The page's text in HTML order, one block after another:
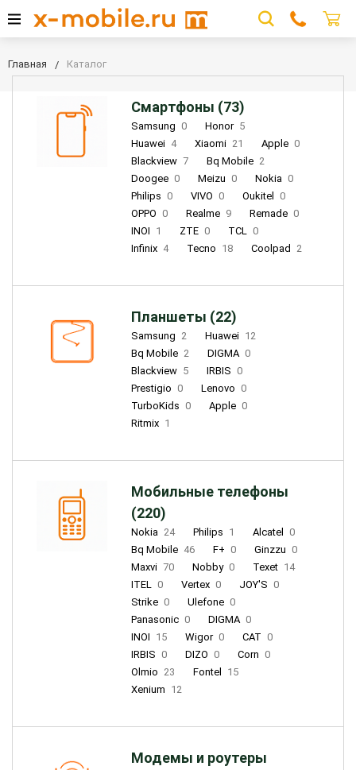
Главная Каталог
Смартфоны (73)
Samsung 0 Honor 5
Huawei 4 Xiaomi 21 Apple 0
Blackview 7 Bq Mobile 2
Doogee 0 Meizu 0 Nokia 0
Philips 0 VIVO 0 Oukitel
0
OPPO 0 Realme 9 Remade 0
INOI 1 ZTE 0 TCL 0
Infinix 4 Tecno 18 Coolpad 2
Планшеты (22)
Samsung 2 Huawei 12
Bq Mobile 2 DIGMA 0
Blackview 5 IRBIS 0
Prestigio 0 Lenovo 0
TurboKids 0 Apple 0
Ritmix 1
Мобильные телефоны
(220)
Nokia 24 Philips 1 Alcatel
0
Bq Mobile 46 F+ 0 Ginzzu 0
Maxvi 70 Nobby 0 Texet 14
ITEL 0 Vertex 0 JOY'S 0
Strike 0 Ulefone 0
Panasonic 0 DIGMA 0
INOI 15 Wigor 0 CAT 0
IRBIS 0 DIZO 0 Corn 0
Olmio 23 Fontel
15
Xenium 12
Модемы и роутеры